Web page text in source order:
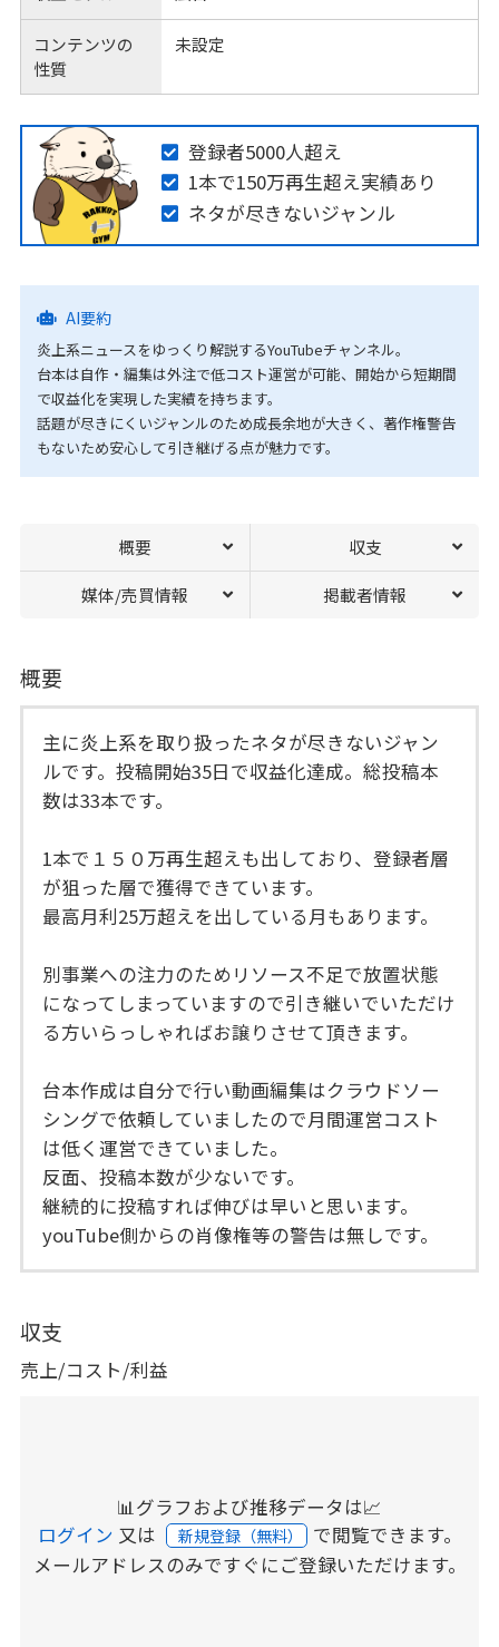
コンテンツの
性質
未設定
登録者5000人超え
1本で150万再生超え実績あり
ネタが尽きないジャンル
AI要約
炎上系ニュースをゆっくり解説するYouTubeチャンネル。
台本は自作・編集は外注で低コスト運営が可能、開始から短期間
で収益化を実現した実績を持ちます。
話題が尽きにくいジャンルのため成長余地が大きく、著作権警告
もないため安心して引き継げる点が魅力です。
概要 収支
媒体/売買情報 掲載者情報
概要
主に炎上系を取り扱ったネタが尽きないジャン
ルです。投稿開始35日で収益化達成。総投稿本
数は33本です。
1本で１５０万再生超えも出しており、登録者層
が狙った層で獲得できています。
最高月利25万超えを出している月もあります。
別事業への注力のためリソース不足で放置状態
になってしまっていますので引き継いでいただけ
る方いらっしゃればお譲りさせて頂きます。
台本作成は自分で行い動画編集はクラウドソー
シングで依頼していましたので月間運営コスト
は低く運営できていました。
反面、投稿本数が少ないです。
継続的に投稿すれば伸びは早いと思います。
youTube側からの肖像権等の警告は無しです。
収支
売上/コスト/利益
📊グラフおよび推移データは📈
ログイン 又は 新規登録（無料） で閲覧できます。
メールアドレスのみですぐにご登録いただけます。